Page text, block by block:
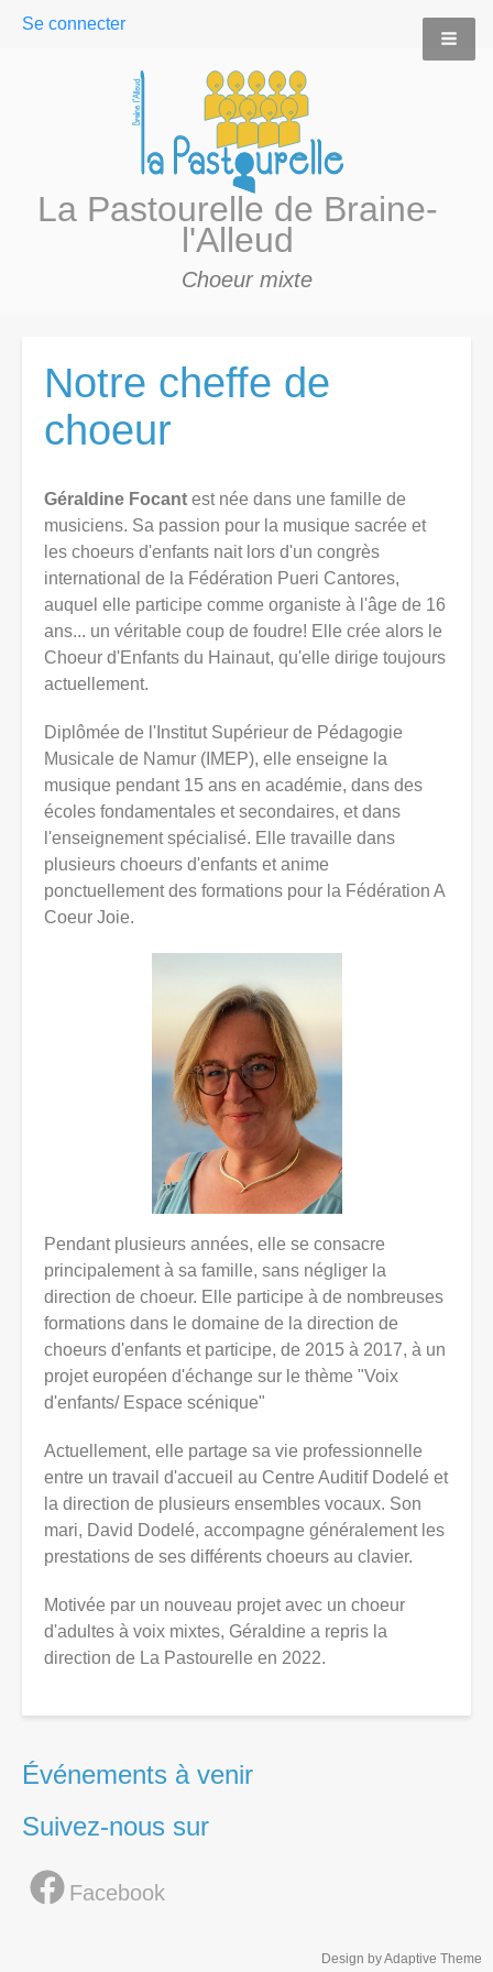
User
Se connecter
La Pastourelle de Braine-
l'Alleud
Choeur mixte
Notre cheffe de
choeur
Géraldine Focant est née dans une famille de
musiciens. Sa passion pour la musique sacrée et
les choeurs d'enfants nait lors d'un congrès
international de la Fédération Pueri Cantores,
auquel elle participe comme organiste à l'âge de 16
ans... un véritable coup de foudre! Elle crée alors le
Choeur d'Enfants du Hainaut, qu'elle dirige toujours
actuellement.
Diplômée de l'Institut Supérieur de Pédagogie
Musicale de Namur (IMEP), elle enseigne la
musique pendant 15 ans en académie, dans des
écoles fondamentales et secondaires, et dans
l'enseignement spécialisé. Elle travaille dans
plusieurs choeurs d'enfants et anime
ponctuellement des formations pour la Fédération A
Coeur Joie.
Pendant plusieurs années, elle se consacre
principalement à sa famille, sans négliger la
direction de choeur. Elle participe à de nombreuses
formations dans le domaine de la direction de
choeurs d'enfants et participe, de 2015 à 2017, à un
projet européen d'échange sur le thème "Voix
d'enfants/ Espace scénique"
Actuellement, elle partage sa vie professionnelle
entre un travail d'accueil au Centre Auditif Dodelé et
la direction de plusieurs ensembles vocaux. Son
mari, David Dodelé, accompagne généralement les
prestations de ses différents choeurs au clavier.
Motivée par un nouveau projet avec un choeur
d'adultes à voix mixtes, Géraldine a repris la
direction de La Pastourelle en 2022.
Événements à venir
Suivez-nous sur
Facebook
Design by Adaptive Theme